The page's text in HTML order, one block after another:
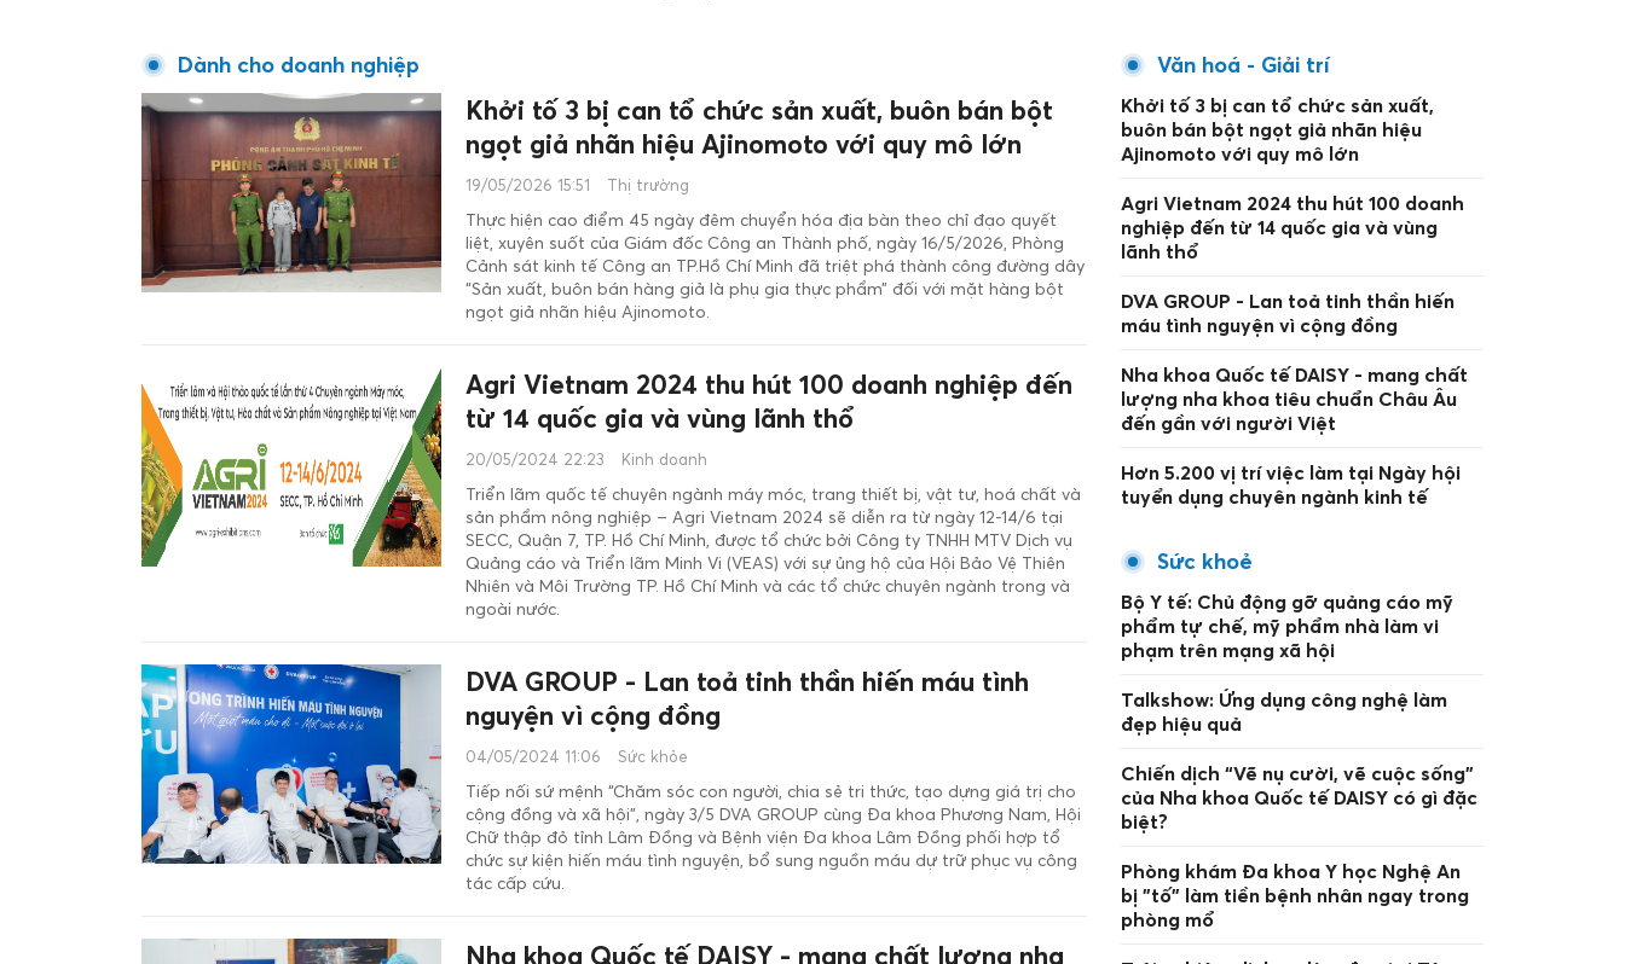
Dành cho doanh nghiệp
Khởi tố 3 bị can tổ chức sản xuất, buôn bán bột
ngọt giả nhãn hiệu Ajinomoto với quy mô lớn
19/05/2026 15:51 Thị trường
Thực hiện cao điểm 45 ngày đêm chuyển hóa địa bàn theo chỉ đạo quyết
liệt, xuyên suốt của Giám đốc Công an Thành phố, ngày 16/5/2026, Phòng
Cảnh sát kinh tế Công an TP.Hồ Chí Minh đã triệt phá thành công đường dây
“Sản xuất, buôn bán hàng giả là phụ gia thực phẩm” đối với mặt hàng bột
ngọt giả nhãn hiệu Ajinomoto.
Agri Vietnam 2024 thu hút 100 doanh nghiệp đến
từ 14 quốc gia và vùng lãnh thổ
20/05/2024 22:23 Kinh doanh
Triển lãm quốc tế chuyên ngành máy móc, trang thiết bị, vật tư, hoá chất và
sản phẩm nông nghiệp – Agri Vietnam 2024 sẽ diễn ra từ ngày 12-14/6 tại
SECC, Quận 7, TP. Hồ Chí Minh, được tổ chức bởi Công ty TNHH MTV Dịch vụ
Quảng cáo và Triển lãm Minh Vi (VEAS) với sự ủng hộ của Hội Bảo Vệ Thiên
Nhiên và Môi Trường TP. Hồ Chí Minh và các tổ chức chuyên ngành trong và
ngoài nước.
DVA GROUP - Lan toả tinh thần hiến máu tình
nguyện vì cộng đồng
04/05/2024 11:06 Sức khỏe
Tiếp nối sứ mệnh “Chăm sóc con người, chia sẻ tri thức, tạo dựng giá trị cho
cộng đồng và xã hội”, ngày 3/5 DVA GROUP cùng Đa khoa Phương Nam, Hội
Chữ thập đỏ tỉnh Lâm Đồng và Bệnh viện Đa khoa Lâm Đồng phối hợp tổ
chức sự kiện hiến máu tình nguyện, bổ sung nguồn máu dự trữ phục vụ công
tác cấp cứu.
Nha khoa Quốc tế DAISY - mang chất lượng nha
Văn hoá - Giải trí
Khởi tố 3 bị can tổ chức sản xuất,
buôn bán bột ngọt giả nhãn hiệu
Ajinomoto với quy mô lớn
Agri Vietnam 2024 thu hút 100 doanh
nghiệp đến từ 14 quốc gia và vùng
lãnh thổ
DVA GROUP - Lan toả tinh thần hiến
máu tình nguyện vì cộng đồng
Nha khoa Quốc tế DAISY - mang chất
lượng nha khoa tiêu chuẩn Châu Âu
đến gần với người Việt
Hơn 5.200 vị trí việc làm tại Ngày hội
tuyển dụng chuyên ngành kinh tế
Sức khoẻ
Bộ Y tế: Chủ động gỡ quảng cáo mỹ
phẩm tự chế, mỹ phẩm nhà làm vi
phạm trên mạng xã hội
Talkshow: Ứng dụng công nghệ làm
đẹp hiệu quả
Chiến dịch “Vẽ nụ cười, vẽ cuộc sống”
của Nha khoa Quốc tế DAISY có gì đặc
biệt?
Phòng khám Đa khoa Y học Nghệ An
bị "tố" làm tiền bệnh nhân ngay trong
phòng mổ